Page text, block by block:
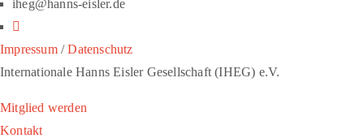
iheg@hanns-eisler.de
Impressum/Datenschutz
Internationale Hanns Eisler Gesellschaft (IHEG) e.V.
Mitglied werden
Kontakt